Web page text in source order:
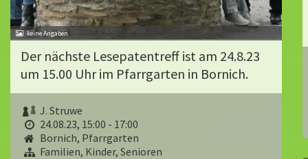
Der nächste Lesepatentreff ist am 24.8.23
um 15.00 Uhr im Pfarrgarten in Bornich.
J. Struwe
24.08.23, 15:00 - 17:00
Bornich, Pfarrgarten
Familien, Kinder, Senioren